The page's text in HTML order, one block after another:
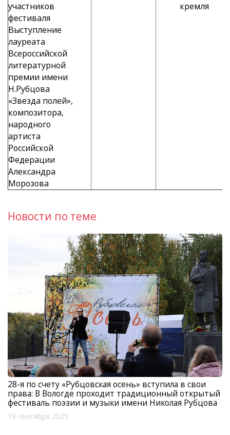
участников
фестиваля
Выступление
лауреата
Всероссийской
литературной
премии имени
Н.Рубцова
«Звезда полей»,
композитора,
народного
артиста
Российской
Федерации
Александра
Морозова
кремля
Новости по теме
28-я по счету «Рубцовская осень» вступила в свои
права: В Вологде проходит традиционный открытый
фестиваль поэзии и музыки имени Николая Рубцова
19 сентября 2025